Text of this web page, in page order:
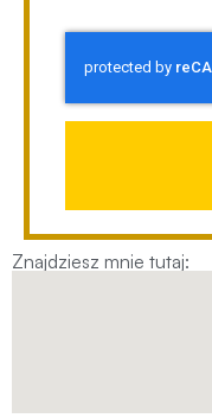
Znajdziesz mnie tutaj: